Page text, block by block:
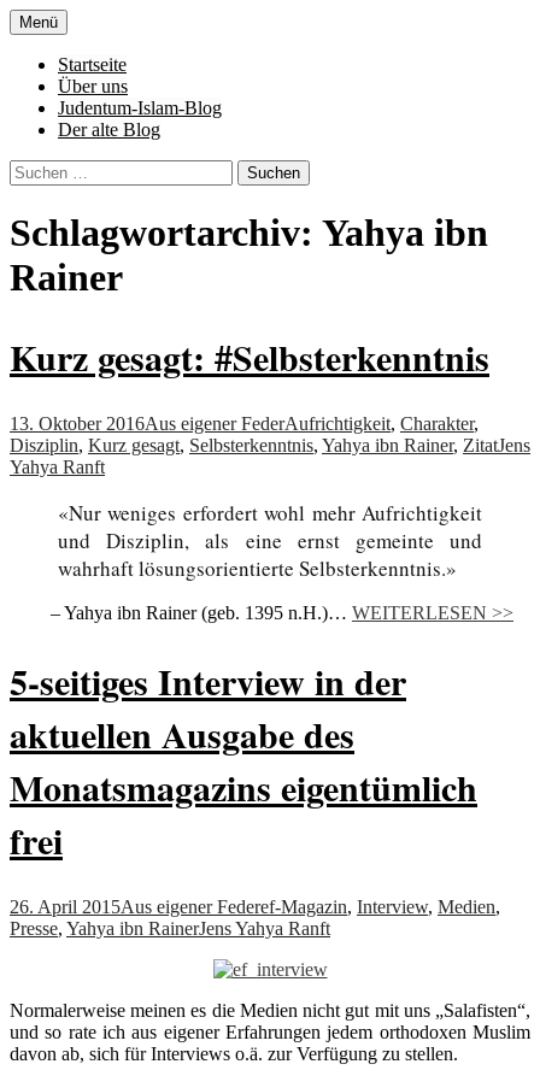
Zum
Inhalt
springen
Al-Adala.de
von allem
Menü
Startseite
Über uns
Judentum-Islam-Blog
Der alte Blog
Suchen
nach:
Schlagwortarchiv: Yahya ibn
Rainer
Kurz gesagt: #Selbsterkenntnis
13. Oktober 2016Aus eigener FederAufrichtigkeit, Charakter,
Disziplin, Kurz gesagt, Selbsterkenntnis, Yahya ibn Rainer, ZitatJens
Yahya Ranft
«Nur weniges erfordert wohl mehr Aufrichtigkeit
und Disziplin, als eine ernst gemeinte und
wahrhaft lösungsorientierte Selbsterkenntnis.»
– Yahya ibn Rainer (geb. 1395 n.H.)… WEITERLESEN >>
5-seitiges Interview in der
aktuellen Ausgabe des
Monatsmagazins eigentümlich
frei
26. April 2015Aus eigener Federef-Magazin, Interview, Medien,
Presse, Yahya ibn RainerJens Yahya Ranft
Normalerweise meinen es die Medien nicht gut mit uns „Salafisten“,
und so rate ich aus eigener Erfahrungen jedem orthodoxen Muslim
davon ab, sich für Interviews o.ä. zur Verfügung zu stellen.